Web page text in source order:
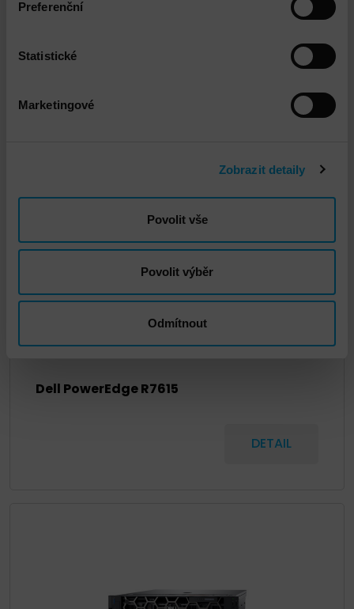
Preferenční
Statistické
Marketingové
Zobrazit detaily
Povolit vše
Povolit výběr
Odmítnout
Dell PowerEdge R7615
DETAIL